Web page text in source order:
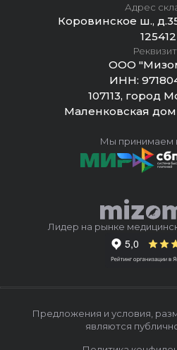
Адрес
Коровинское ш.,
125412
ООО
ИНН:
107113, город
Маленковская
Лидер на рынке
Мы принимаем
Предложения и условия,
являются